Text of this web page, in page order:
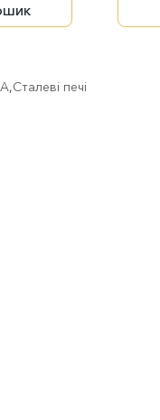
,Сталеві печі